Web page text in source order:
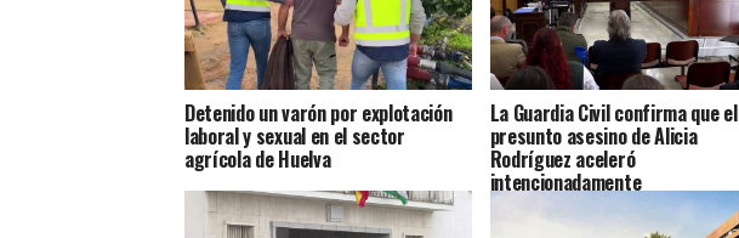
Detenido un varón por explotación
laboral y sexual en el sector
agrícola de Huelva
La Guardia Civil confirma que el
presunto asesino de Alicia
Rodríguez aceleró
intencionadamente